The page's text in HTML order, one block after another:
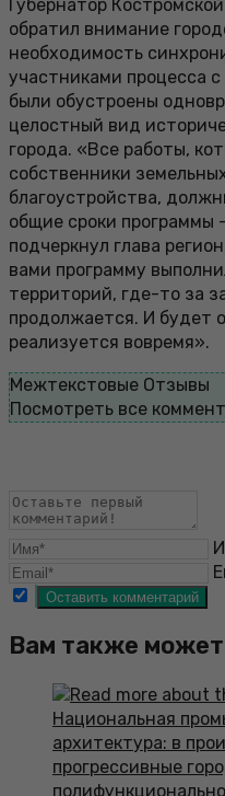
Губернатор
обратил внимание
необходимость
участниками процесса
были обустроены
целостный вид
города. «Все работы,
собственники
благоустройства,
общие сроки программы
подчеркнул глава
вами программу
территорий, где-то за
продолжается. И будет
реализуется вовремя».
Межтекстовые Отзывы
Посмотреть все
Вам также может